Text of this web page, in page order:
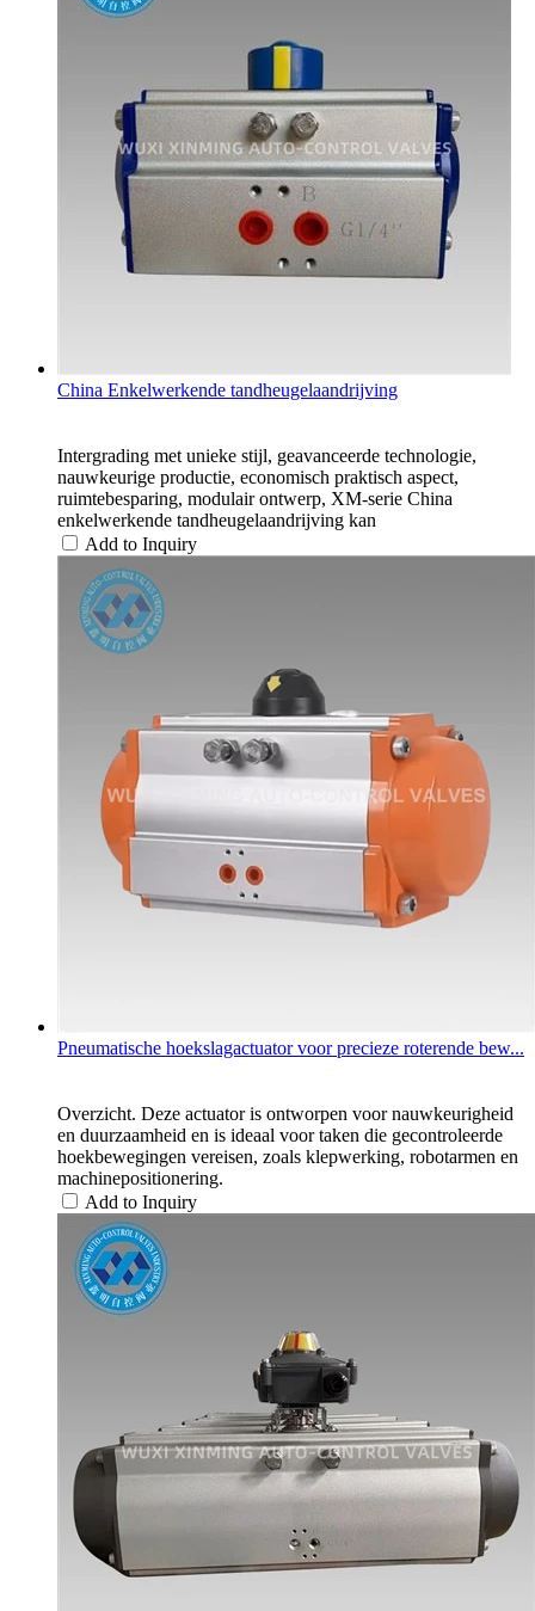
China Enkelwerkende tandheugelaandrijving
Intergrading met unieke stijl, geavanceerde technologie,
nauwkeurige productie, economisch praktisch aspect,
ruimtebesparing, modulair ontwerp, XM-serie China
enkelwerkende tandheugelaandrijving kan
Add to Inquiry
Pneumatische hoekslagactuator voor precieze roterende bew...
Overzicht. Deze actuator is ontworpen voor nauwkeurigheid
en duurzaamheid en is ideaal voor taken die gecontroleerde
hoekbewegingen vereisen, zoals klepwerking, robotarmen en
machinepositionering.
Add to Inquiry